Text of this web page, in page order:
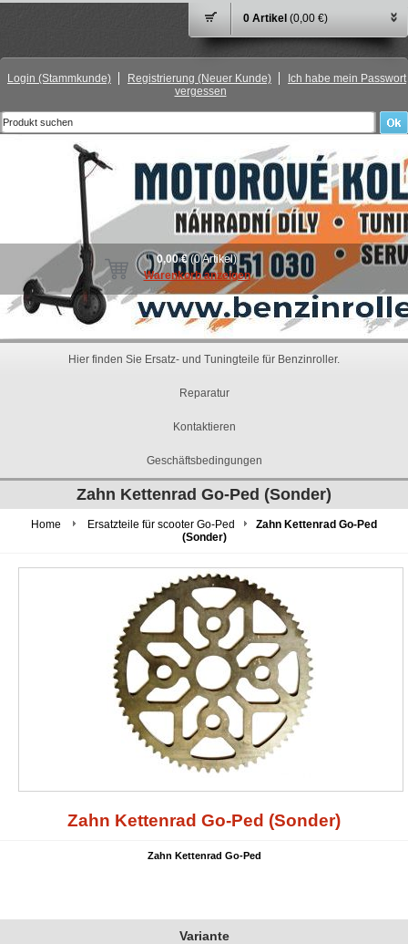
0 Artikel (0,00 €)
Login (Stammkunde) Registrierung (Neuer Kunde)
Ich habe mein Passwort
vergessen
0,00 €(0 Artikel)
Warenkorb anzeigen
Hier finden Sie Ersatz- und Tuningteile für Benzinroller.
Reparatur
Kontaktieren
Geschäftsbedingungen
Zahn Kettenrad Go-Ped (Sonder)
Home Ersatzteile für scooter Go-Ped
Zahn Kettenrad Go-Ped
(Sonder)
Zahn Kettenrad Go-Ped (Sonder)
Zahn Kettenrad Go-Ped
Variante